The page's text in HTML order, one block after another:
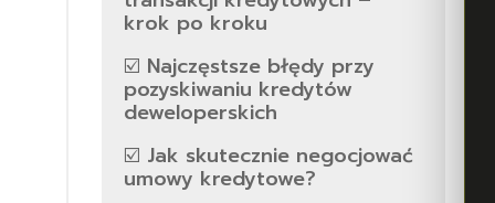
krok po kroku
☑️ Najczęstsze błędy przy
pozyskiwaniu kredytów
deweloperskich
☑️ Jak skutecznie negocjować
umowy kredytowe?